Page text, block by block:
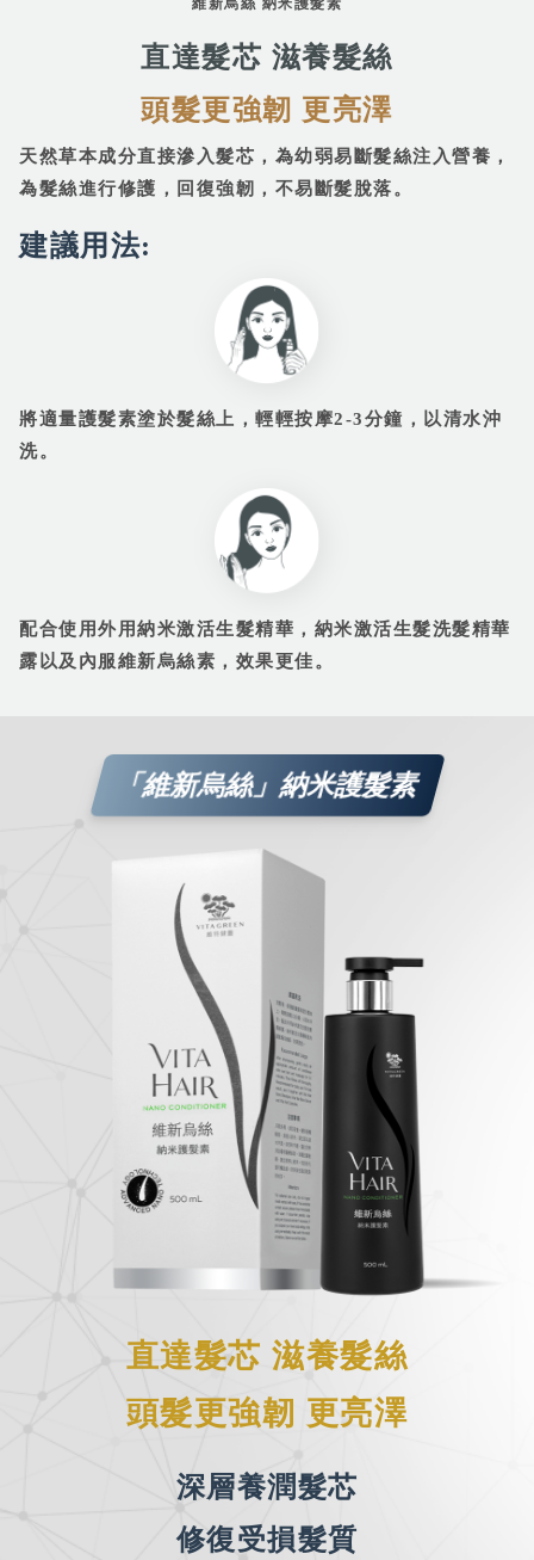
維新烏絲 納米護髮素​
直達髮芯 滋養髮絲​
頭髮更強韌 更亮澤
天然草本成分直接滲入髮芯，為幼弱易斷髮絲注入營養，
為髮絲進行修護，回復強韌，不易斷髮脫落。
建議用法:
將適量護髮素塗於髮絲上，輕輕按摩2-3分鐘，以清水沖
洗。
配合使用外用納米激活生髮精華，納米激活生髮洗髮精華
露以及內服維新烏絲素，效果更佳。
「維新烏絲」納米護髮素
直達髮芯 滋養髮絲​
頭髮更強韌 更亮澤
深層養潤髮芯
修復受損髮質​